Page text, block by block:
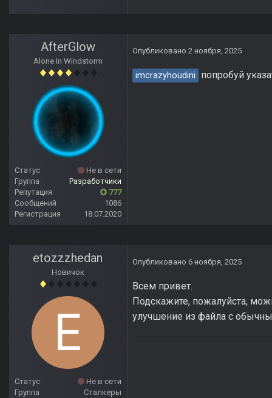
AfterGlow
Alone In Windstorm
Статус
Не в сети
Группа
Разработчики
Репутация
777
Сообщений
1086
Регистрация
18.07.2020
Опубликовано 2 ноября, 2025
imcrazyhoudini попробуй
etozzzhedan
Новичок
Статус
Не в сети
Группа
Сталкеры
Опубликовано 6 ноября, 2025
Всем привет.
Подскажите, пожалуйста,
улучшение из файла с